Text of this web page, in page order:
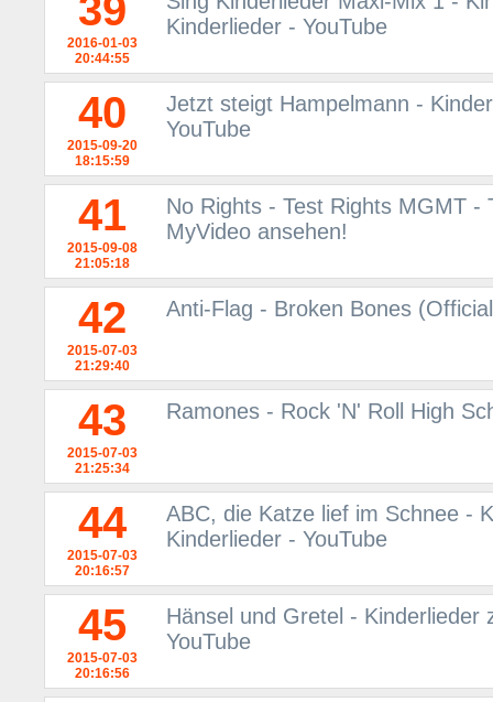
39
2016-01-03
20:44:55
Kinderlieder - YouTube
40
2015-09-20
18:15:59
Jetzt steigt Hampelmann -
YouTube
41
2015-09-08
21:05:18
No Rights - Test Rights MGMT -
MyVideo ansehen!
42
2015-07-03
21:29:40
Anti-Flag - Broken Bones
43
2015-07-03
21:25:34
Ramones - Rock 'N' Roll High
44
2015-07-03
20:16:57
ABC, die Katze lief im Schnee -
Kinderlieder - YouTube
45
2015-07-03
20:16:56
Hänsel und Gretel - Kinderlieder
YouTube